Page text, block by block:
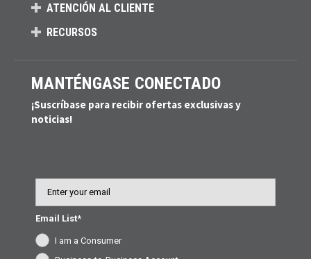
ATENCIÓN AL CLIENTE
RECURSOS
MANTÉNGASE CONECTADO
¡Suscríbase para recibir ofertas exclusivas y
noticias!
Email List*
I am a Consumer